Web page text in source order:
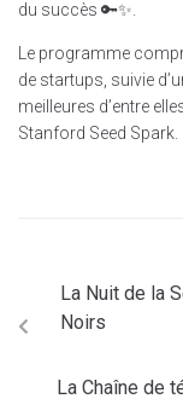
du succès 🔑✨.
Le programme
de startups, suivie
meilleures d’entre
Stanford Seed Spark.
La Nuit de la
Noirs
La Chaîne de